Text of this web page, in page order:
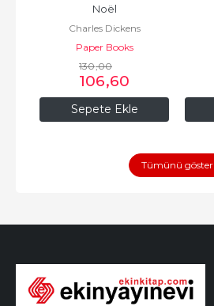
Sepete Ekle
Noël
Charles Dickens
Paper Books
130,00
106,60
Tümünü göster